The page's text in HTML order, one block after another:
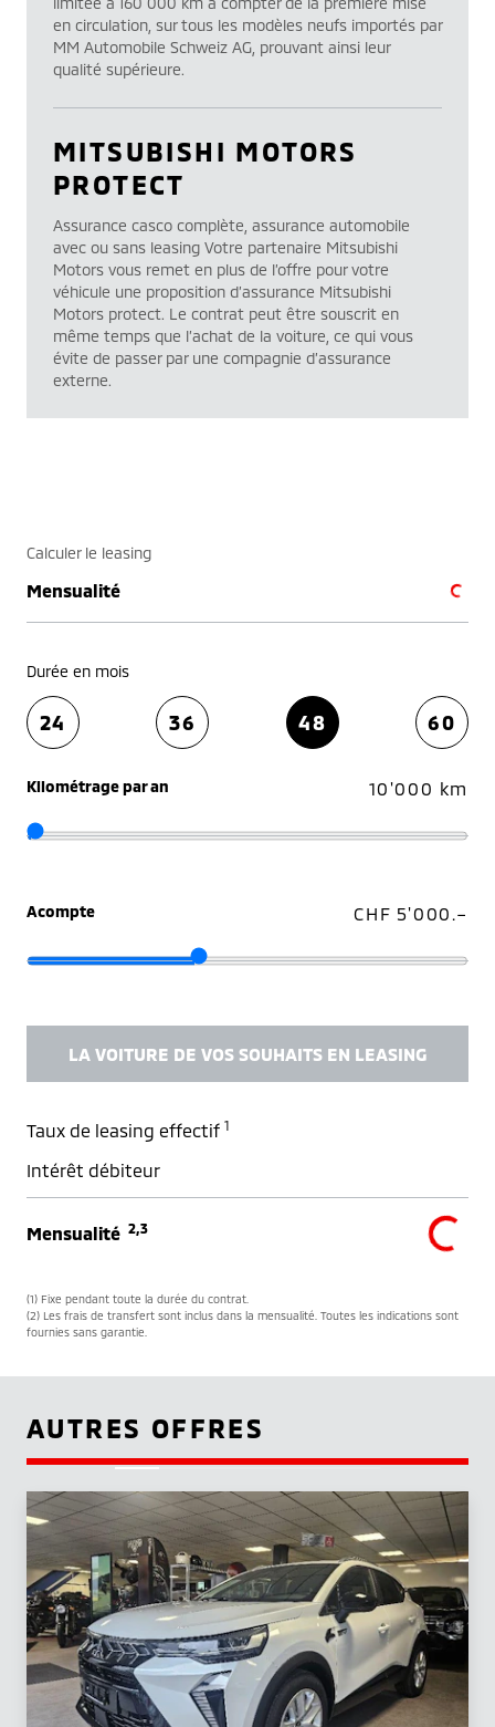
en circulation, sur tous les modèles neufs importés par
MM Automobile Schweiz AG, prouvant ainsi leur
qualité supérieure.
MITSUBISHI MOTORS
PROTECT
Assurance casco complète, assurance automobile
avec ou sans leasing Votre partenaire Mitsubishi
Motors vous remet en plus de l’offre pour votre
véhicule une proposition d’assurance Mitsubishi
Motors protect. Le contrat peut être souscrit en
même temps que l’achat de la voiture, ce qui vous
évite de passer par une compagnie d’assurance
externe.
Calculer le leasing
Mensualité
Durée en mois
24 36 48 60
Kilométrage par an 10'000 km
Acompte CHF 5'000.–
LA VOITURE DE VOS SOUHAITS EN LEASING
Taux de leasing effectif 1
Intérêt débiteur
Mensualité 2,3
(1) Fixe pendant toute la durée du contrat.
(2) Les frais de transfert sont inclus dans la mensualité. Toutes les indications sont
fournies sans garantie.
AUTRES OFFRES